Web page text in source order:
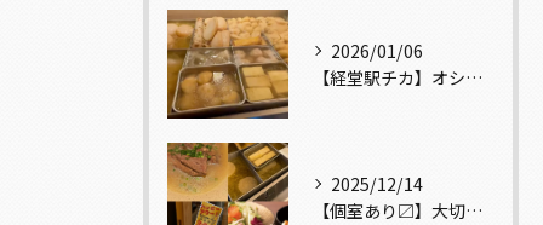
2026/01/06
【経堂駅チカ】オシャレ居酒屋🏮出汁が美味しいおでんがオススメ...
2025/12/14
【個室あり〼】大切な記念日、お祝い事でのご来店ぜひお待ちして...